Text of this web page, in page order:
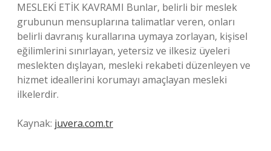
MESLEKİ ETİK KAVRAMI Bunlar, belirli bir meslek
grubunun mensuplarına talimatlar veren, onları
belirli davranış kurallarına uymaya zorlayan, kişisel
eğilimlerini sınırlayan, yetersiz ve ilkesiz üyeleri
meslekten dışlayan, mesleki rekabeti düzenleyen ve
hizmet ideallerini korumayı amaçlayan mesleki
ilkelerdir.
Kaynak: juvera.com.tr